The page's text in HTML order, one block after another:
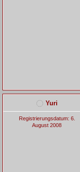
Yuri
Registrierungsdatum: 6.
August 2008